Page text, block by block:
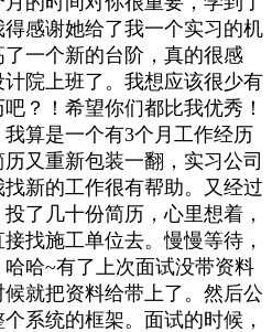
感谢她给了我一个实习的机
一个新的台阶，真的很感
院上班了。我想应该很少有
？！希望你们都比我优秀！
算是一个有3个月工作经历
又重新包装一翻，实习公司
新的工作很有帮助。又经过
了几十份简历，心里想着，
找施工单位去。慢慢等待，
哈~有了上次面试没带资料
就把资料给带上了。然后公
系统的框架。面试的时候，